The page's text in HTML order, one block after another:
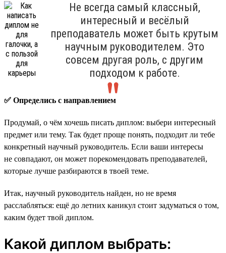
Не всегда самый классный,
интересный и весёлый
преподаватель может быть крутым
научным руководителем. Это
совсем другая роль, с другим
подходом к работе.
✅ Определись с направлением
Продумай, о чём хочешь писать диплом: выбери интересный
предмет или тему. Так будет проще понять, подходит ли тебе
конкретный научный руководитель. Если ваши интересы
не совпадают, он может порекомендовать преподавателей,
которые лучше разбираются в твоей теме.
Итак, научный руководитель найден, но не время
расслабляться: ещё до летних каникул стоит задуматься о том,
каким будет твой диплом.
Какой диплом выбрать: